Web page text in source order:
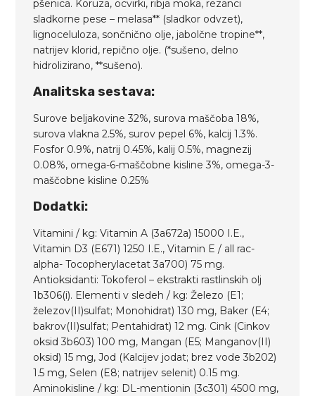
pšenica. Koruza, ocvirki, ribja moka, rezanci
sladkorne pese – melasa** (sladkor odvzet),
lignoceluloza, sončnično olje, jabolčne tropine**,
natrijev klorid, repično olje. (*sušeno, delno
hidrolizirano, **sušeno).
Analitska sestava:
Surove beljakovine 32%, surova maščoba 18%,
surova vlakna 2.5%, surov pepel 6%, kalcij 1.3%.
Fosfor 0.9%, natrij 0.45%, kalij 0.5%, magnezij
0.08%, omega-6-maščobne kisline 3%, omega-3-
maščobne kisline 0.25%
Dodatki:
Vitamini / kg: Vitamin A (3a672a) 15000 I.E.,
Vitamin D3 (E671) 1250 I.E., Vitamin E / all rac-
alpha- Tocopherylacetat 3a700) 75 mg.
Antioksidanti: Tokoferol – ekstrakti rastlinskih olj
1b306(i). Elementi v sledeh / kg: Železo (E1;
železov(II)sulfat; Monohidrat) 130 mg, Baker (E4;
bakrov(II)sulfat; Pentahidrat) 12 mg. Cink (Cinkov
oksid 3b603) 100 mg, Mangan (E5; Manganov(II)
oksid) 15 mg, Jod (Kalcijev jodat; brez vode 3b202)
1.5 mg, Selen (E8; natrijev selenit) 0.15 mg.
Aminokisline / kg: DL-mentionin (3c301) 4500 mg,